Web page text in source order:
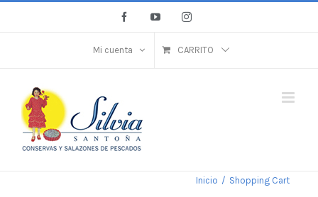
FacebookYouTubeInstagram
Mi cuenta CARRITO
Inicio / Shopping Cart